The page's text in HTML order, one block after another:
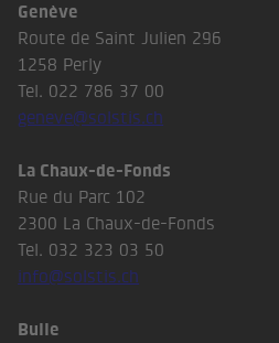
Genève
Route de Saint Julien 296
1258 Perly
Tel. 022 786 37 00
geneve@solstis.ch
La Chaux-de-Fonds
Rue du Parc 102
2300 La Chaux-de-Fonds
Tel. 032 323 03 50
info@solstis.ch
Bulle